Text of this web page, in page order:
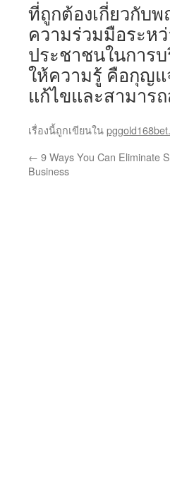
ที่ถูกต้องเกี่ยวกับ
ความร่วมมือระห
ประชาชนในการ
ให้ความรู้ คือกุญ
แก้ไขและสามาร
เรื่องนี้ถูกเขียนใน
← 9 Ways You Can Eliminate
Business